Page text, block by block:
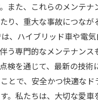
また、これらのメンテナ
り、重大な事故につなが
、ハイブリッド車や電
う専門的なメンテナンス
検を通じて、最新の技術
とで、安全かつ快適なド
。私たちは、大切な愛車